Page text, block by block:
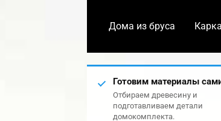
Дома из бруса
Готовим материалы
Отбираем древесину и
подготавливаем детали
домокомплекта.